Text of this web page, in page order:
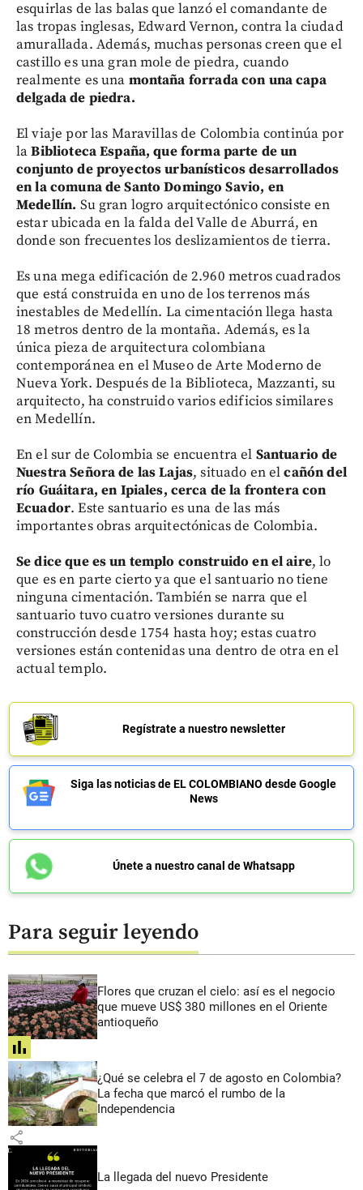
esquirlas de las balas que lanzó el comandante de
las tropas inglesas, Edward Vernon, contra la ciudad
amurallada. Además, muchas personas creen que el
castillo es una gran mole de piedra, cuando
realmente es una montaña forrada con una capa
delgada de piedra.
El viaje por las Maravillas de Colombia continúa por
laBiblioteca España, que forma parte de un
conjunto de proyectos urbanísticos desarrollados
en la comuna de Santo Domingo Savio, en
Medellín. Su gran logro arquitectónico consiste en
estar ubicada en la falda del Valle de Aburrá, en
donde son frecuentes los deslizamientos de tierra.
Es una mega edificación de 2.960 metros cuadrados
que está construida en uno de los terrenos más
inestables de Medellín. La cimentación llega hasta
18 metros dentro de la montaña. Además, es la
única pieza de arquitectura colombiana
contemporánea en el Museo de Arte Moderno de
Nueva York. Después de la Biblioteca, Mazzanti, su
arquitecto, ha construido varios edificios similares
en Medellín.
En el sur de Colombia se encuentra el Santuario de
Nuestra Señora de las Lajas, situado en elcañón del
río Guáitara, en Ipiales, cerca de la frontera con
Ecuador. Este santuario es una de las más
importantes obras arquitectónicas de Colombia.
Se dice que es un templo construido en el aire, lo
que es en parte cierto ya que el santuario no tiene
ninguna cimentación. También se narra que el
santuario tuvo cuatro versiones durante su
construcción desde 1754 hasta hoy; estas cuatro
versiones están contenidas una dentro de otra en el
actual templo.
Regístrate a nuestro newsletter
Siga las noticias de EL COLOMBIANO desde Google
News
Únete a nuestro canal de Whatsapp
Para seguir leyendo
Flores que cruzan el cielo: así es el negocio
que mueve US$ 380 millones en el Oriente
antioqueño
share
¿Qué se celebra el 7 de agosto en Colombia?
La fecha que marcó el rumbo de la
Independencia
share
La llegada del nuevo Presidente